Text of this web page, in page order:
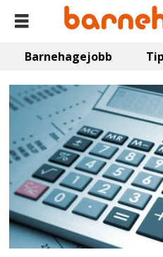
Barnehagejobb
Emne:
grenland